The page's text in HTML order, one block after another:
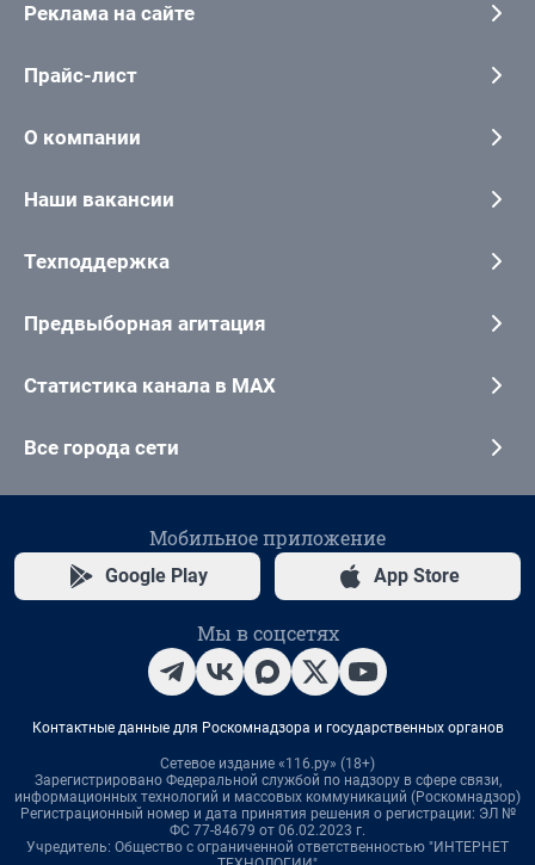
Реклама на сайте
Прайс-лист
О компании
Наши вакансии
Техподдержка
Предвыборная агитация
Статистика канала в MAX
Все города сети
Мобильное приложение
Google Play App Store
Мы в соцсетях
Контактные данные для Роскомнадзора и государственных органов
Сетевое издание «116.ру» (18+)
Зарегистрировано Федеральной службой по надзору в сфере связи,
информационных технологий и массовых коммуникаций (Роскомнадзор)
Регистрационный номер и дата принятия решения о регистрации: ЭЛ №
ФС 77-84679 от 06.02.2023 г.
Учредитель: Общество с ограниченной ответственностью "ИНТЕРНЕТ